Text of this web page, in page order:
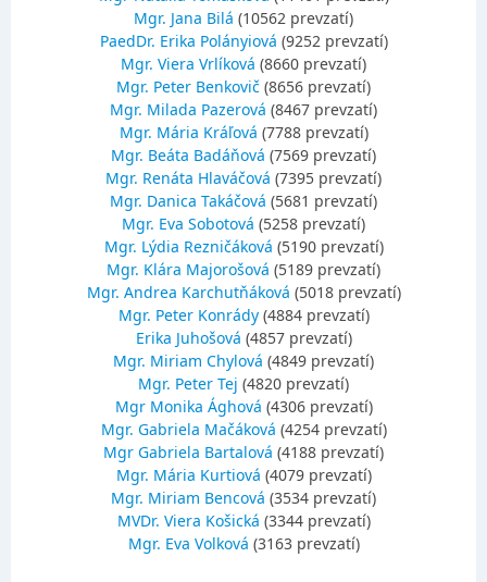
Mgr. Jana Bilá (10562 prevzatí)
PaedDr. Erika Polányiová (9252 prevzatí)
Mgr. Viera Vrlíková (8660 prevzatí)
Mgr. Peter Benkovič (8656 prevzatí)
Mgr. Milada Pazerová (8467 prevzatí)
Mgr. Mária Kráľová (7788 prevzatí)
Mgr. Beáta Badáňová (7569 prevzatí)
Mgr. Renáta Hlaváčová (7395 prevzatí)
Mgr. Danica Takáčová (5681 prevzatí)
Mgr. Eva Sobotová (5258 prevzatí)
Mgr. Lýdia Rezničáková (5190 prevzatí)
Mgr. Klára Majorošová (5189 prevzatí)
Mgr. Andrea Karchutňáková (5018 prevzatí)
Mgr. Peter Konrády(4884 prevzatí)
Erika Juhošová (4857 prevzatí)
Mgr. Miriam Chylová (4849 prevzatí)
Mgr. Peter Tej (4820 prevzatí)
Mgr Monika Ághová (4306 prevzatí)
Mgr. Gabriela Mačáková (4254 prevzatí)
Mgr Gabriela Bartalová (4188 prevzatí)
Mgr. Mária Kurtiová (4079 prevzatí)
Mgr. Miriam Bencová (3534 prevzatí)
MVDr. Viera Košická (3344 prevzatí)
Mgr. Eva Volková (3163 prevzatí)